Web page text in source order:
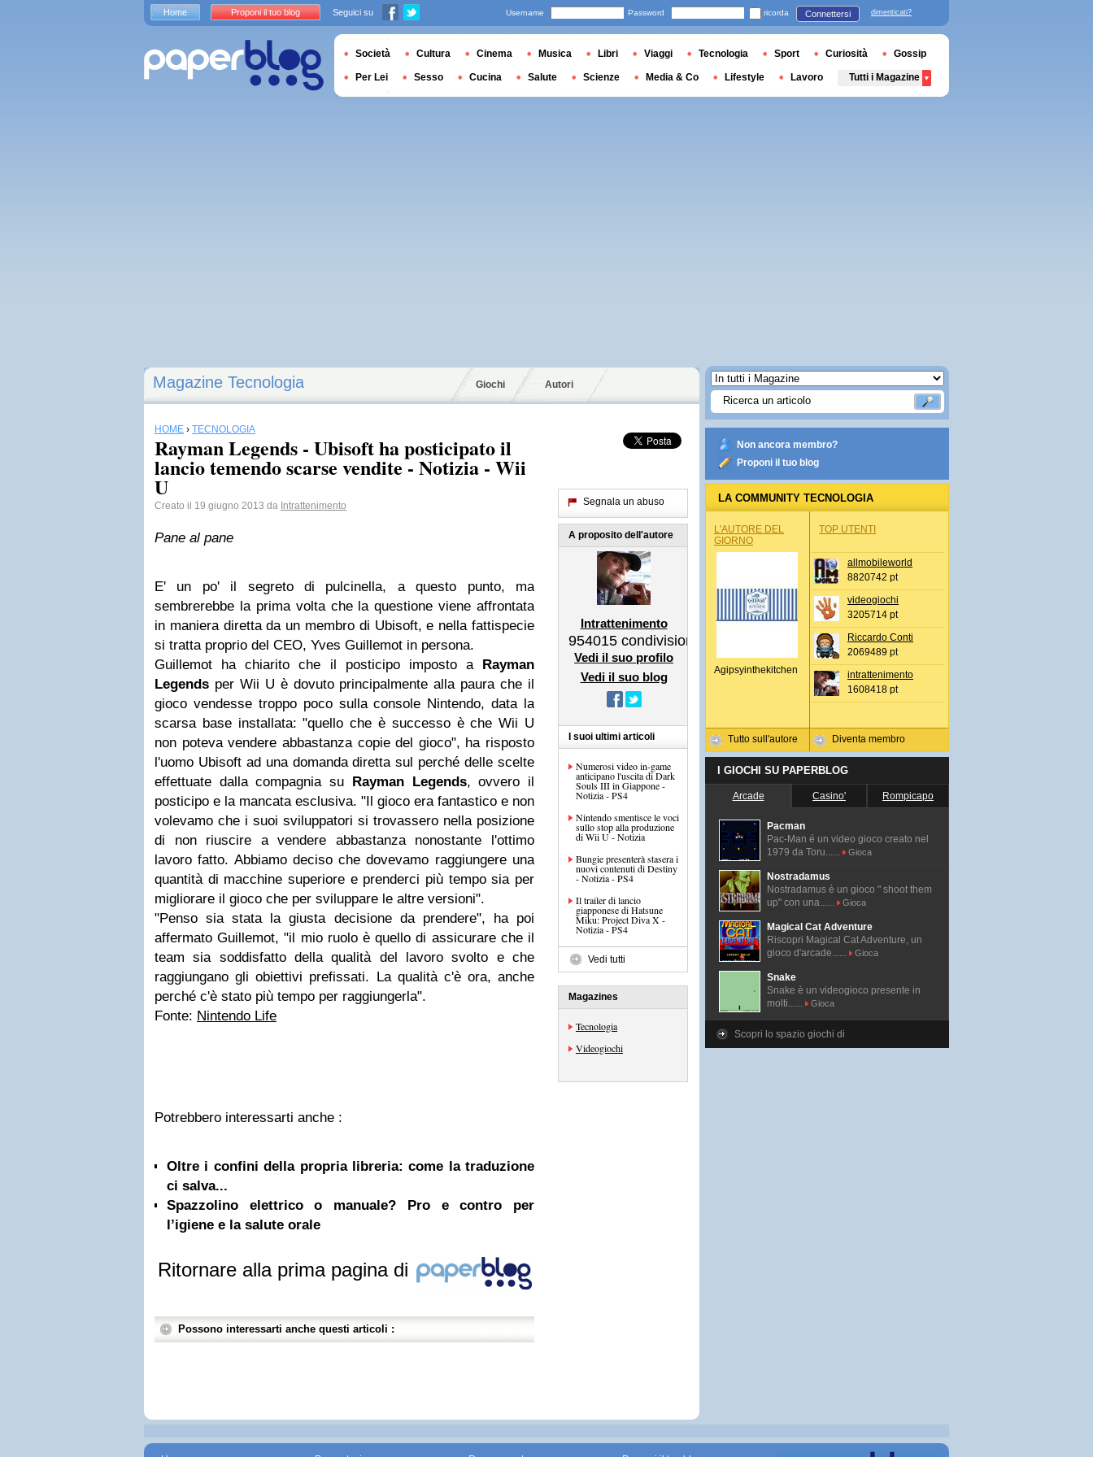
Magazine Tecnologia Giochi Autori
HOME › TECNOLOGIA
Rayman Legends - Ubisoft ha posticipato il
lancio temendo scarse vendite - Notizia - Wii
U
Creato il 19 giugno 2013 da Intrattenimento
Pane al pane
E' un po' il segreto di pulcinella, a questo punto, ma
sembrerebbe la prima volta che la questione viene affrontata
in maniera diretta da un membro di Ubisoft, e nella fattispecie
si tratta proprio del CEO, Yves Guillemot in persona.
Guillemot ha chiarito che il posticipo imposto a Rayman
Legends per Wii U è dovuto principalmente alla paura che il
gioco vendesse troppo poco sulla console Nintendo, data la
scarsa base installata: "quello che è successo è che Wii U
non poteva vendere abbastanza copie del gioco", ha risposto
l'uomo Ubisoft ad una domanda diretta sul perché delle scelte
effettuate dalla compagnia su Rayman Legends, ovvero il
posticipo e la mancata esclusiva. "Il gioco era fantastico e non
volevamo che i suoi sviluppatori si trovassero nella posizione
di non riuscire a vendere abbastanza nonostante l'ottimo
lavoro fatto. Abbiamo deciso che dovevamo raggiungere una
quantità di macchine superiore e prenderci più tempo sia per
migliorare il gioco che per sviluppare le altre versioni".
"Penso sia stata la giusta decisione da prendere", ha poi
affermato Guillemot, "il mio ruolo è quello di assicurare che il
team sia soddisfatto della qualità del lavoro svolto e che
raggiungano gli obiettivi prefissati. La qualità c'è ora, anche
perché c'è stato più tempo per raggiungerla".
Fonte: Nintendo Life
Potrebbero interessarti anche :
Oltre i confini della propria libreria: come la traduzione
ci salva...
Spazzolino elettrico o manuale? Pro e contro per
l’igiene e la salute orale
Ritornare alla prima pagina di
Possono interessarti anche questi articoli :
Segnala un abuso
A proposito dell'autore
Intrattenimento
954015 condivisioni
Vedi il suo profilo
Vedi il suo blog
I suoi ultimi articoli
Numerosi video in-game
anticipano l'uscita di Dark
Souls III in Giappone -
Notizia - PS4
Nintendo smentisce le voci
sullo stop alla produzione
di Wii U - Notizia
Bungie presenterà stasera i
nuovi contenuti di Destiny
- Notizia - PS4
Il trailer di lancio
giapponese di Hatsune
Miku: Project Diva X -
Notizia - PS4
Vedi tutti
Magazines
Tecnologia
Videogiochi
Non ancora membro?
Proponi il tuo blog
LA COMMUNITY TECNOLOGIA
L'AUTORE DEL
GIORNO
Agipsyinthekitchen
Tutto sull'autore
TOP UTENTI
allmobileworld
8820742 pt
videogiochi
3205714 pt
Riccardo Conti
2069489 pt
intrattenimento
1608418 pt
Diventa membro
I GIOCHI SU PAPERBLOG
Arcade Casino' Rompicapo
Pacman
Pac-Man é un video gioco creato nel
1979 da Toru......
Gioca
Nostradamus
Nostradamus è un gioco " shoot them
up" con una......
Gioca
Magical Cat Adventure
Riscopri Magical Cat Adventure, un
gioco d'arcade......
Gioca
Snake
Snake è un videogioco presente in
molti......
Gioca
Scopri lo spazio giochi di
Home Proponi il tuo blog Seguici su Username Password ricorda Connettersi dimenticati?
Società Cultura Cinema Musica Libri Viaggi Tecnologia Sport Curiosità Gossip
Per Lei Sesso Cucina Salute Scienze Media & Co Lifestyle Lavoro Tutti i Magazine